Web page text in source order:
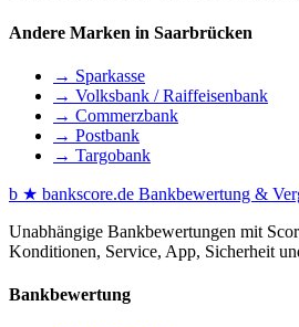
Andere Marken in Saarbrücken
→ Sparkasse
→ Volksbank / Raiffeisenbank
→ Commerzbank
→ Postbank
→ Targobank
b ★ bankscore.de Bankbewertung &
Unabhängige Bankbewertungen mit
Konditionen, Service, App, Sicherheit
Bankbewertung